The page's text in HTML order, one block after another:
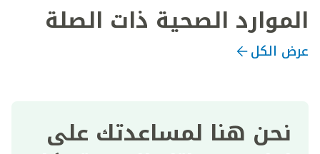
الموارد الصحية ذات الصلة
عرض الكل
نحن هنا لمساعدتك على